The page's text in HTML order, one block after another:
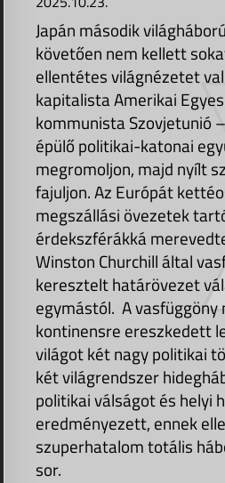
Japán második
követően nem kellett
ellentétes világnézetet
kapitalista Amerikai
kommunista Szovjetunió
épülő politikai-katonai
megromoljon, majd nyílt
fajuljon. Az Európát
megszállási övezetek
érdekszférákká
Winston Churchill által
keresztelt határövezet
egymástól. A vasfüggöny
kontinensre ereszkedett
világot két nagy politikai
két világrendszer
politikai válságot és helyi
eredményezett, ennek
szuperhatalom totális
sor.